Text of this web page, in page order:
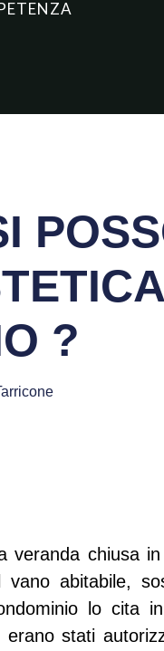
?
chiusa
abitabile,
lo cita
stati